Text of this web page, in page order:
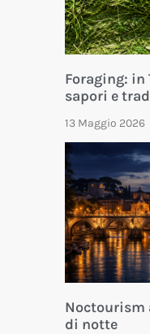
Foraging: in
sapori e
13 Maggio 2026
Noctourism
di notte